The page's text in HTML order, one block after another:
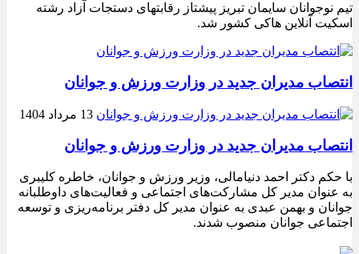
تیم نوجوانان سایمان تبریز پیشتاز رقابتهای دستجات آزاد رشته
اسکیت آنلاین هاکی کشور شد.
انتصاب مدیران جدید در وزارت ورزش و جوانان
13 مرداد 1404
انتصاب مدیران جدید در وزارت ورزش و جوانان
با حکم دکتر احمد دنیامالی، وزیر ورزش و جوانان، خاطره کلیبری
به عنوان مدیر کل مشارکت‌های اجتماعی و فعالیت‌های داوطلبانه
جوانان و بهمن عبدی به عنوان مدیر کل دفتر برنامه‌ریزی و توسعه
اجتماعی جوانان منصوب شدند.